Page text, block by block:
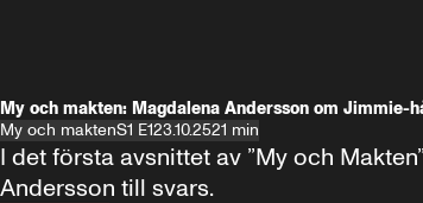
My och makten: Magdalena Andersson om Jimmie-
My och maktenS1 E123.10.2521 min
I det första avsnittet av ”My och
Andersson till svars.